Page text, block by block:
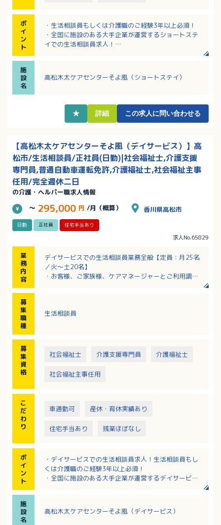
ポ
イ
ン
ト
・生活相談員もしくは介護職のご経験3年以上必須！
・全国に施設のある大手企業が運営するショートステ
イでの生活相談員求人！
りがきちんと評価される法人です
・退職金制度、リフレッシュ休暇など、福利厚生も充
施
設
名
高松木太ケアセンターそよ風（ショートステイ）
★ 詳細 この求人に問い合わせる
【高松木太ケアセンターそよ風（デイサービス）】高
松市/生活相談員/正社員(日勤)|社会福祉士,介護支援
専門員,普通自動車運転免許,介護福祉士,社会福祉主事
任用/完全週休二日
の介護・ヘルパー職求人情報
～ 295,000 円 /月（概算） 香川県高松市
日勤 正社員 住宅手当あり
求人No.65829
業
務
内
容
デイサービスでの生活相談員業務全般【定員：月25名
／火～土20名】
・お客様、ご家族様、ケアマネージャーとご利用調整
・居宅介護支援、病院、地域等への広報活動
募
集
職
種
生活相談員
募
集
資
格
社会福祉士 介護支援専門員 介護福祉士
社会福祉主事任用
こ
だ
わ
り
車通勤可 産休・育休実績あり
住宅手当あり 残業ほぼなし
ポ
イ
ン
ト
・デイサービスでの生活相談員求人！生活相談員もし
くは介護職のご経験3年以上必須！
・全国に施設のある大手企業が運営するデイサービス
・各種手当あり！精勤手当や特別報酬制度など、頑張
りがきちんと評価される法人です
施
設
名
高松木太ケアセンターそよ風（デイサービス）